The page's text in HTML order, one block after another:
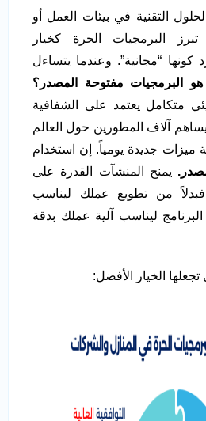
التقنية في بيئات العمل أو
البرمجيات الحرة كخيار
كونها “مجانية”. وعندما يتساءل
هو البرمجيات مفتوحة المصدر؟
متكامل يعتمد على الشفافية
آلاف المطورين حول العالم
جديدة يومياً. إن استخدام
يمنح المنشآت القدرة على
من تطويع عملك ليناسب
البرنامج ليناسب آلية عملك بدقة
تجعلها الخيار الأفضل: